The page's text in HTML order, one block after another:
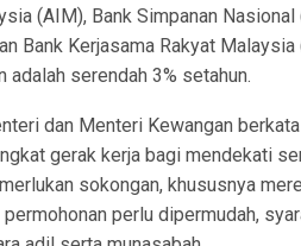
(AIM), Bank Simpanan Nasional
Bank Kerjasama Rakyat
serendah 3% setahun.
dan Menteri Kewangan
gerak kerja bagi mendekati
sokongan, khususnya
perlu dipermudah,